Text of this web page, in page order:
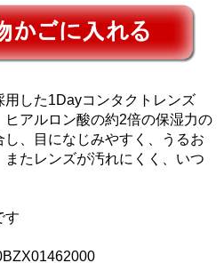
した1Dayコンタクトレンズ
ヒアルロン酸の約2倍の保湿力の
し、目になじみやすく、うるお
たレンズが汚れにくく、いつ
す